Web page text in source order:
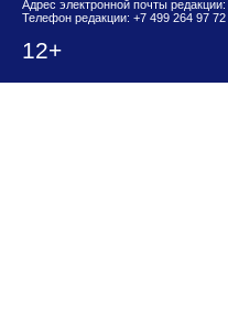
Адрес электронной почты редакции:
Телефон редакции: +7 499 264 97 72
12+